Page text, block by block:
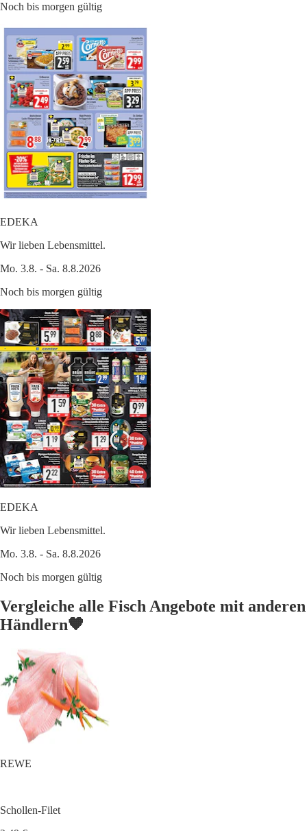
Noch bis morgen gültig
EDEKA
Wir lieben Lebensmittel.
Mo. 3.8. - Sa. 8.8.2026
Noch bis morgen gültig
EDEKA
Wir lieben Lebensmittel.
Mo. 3.8. - Sa. 8.8.2026
Noch bis morgen gültig
Vergleiche alle Fisch Angebote mit anderen
Händlern🧡
REWE
Schollen-Filet